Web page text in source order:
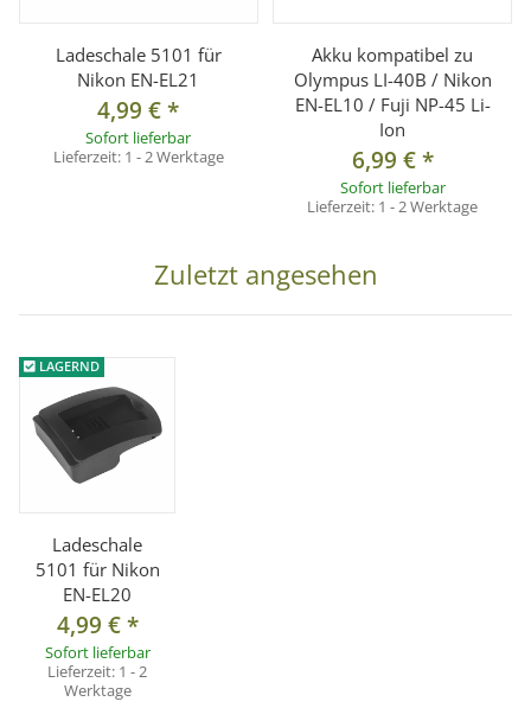
Ladeschale 5101 für
Nikon EN-EL21
4,99 €*
Sofort lieferbar
Lieferzeit: 1 - 2 Werktage
Akku kompatibel zu
Olympus LI-40B / Nikon
EN-EL10 / Fuji NP-45 Li-
Ion
6,99 €*
Sofort lieferbar
Lieferzeit: 1 - 2 Werktage
Zuletzt angesehen
LAGERND
Ladeschale
5101 für Nikon
EN-EL20
4,99 €*
Sofort lieferbar
Lieferzeit: 1 - 2
Werktage